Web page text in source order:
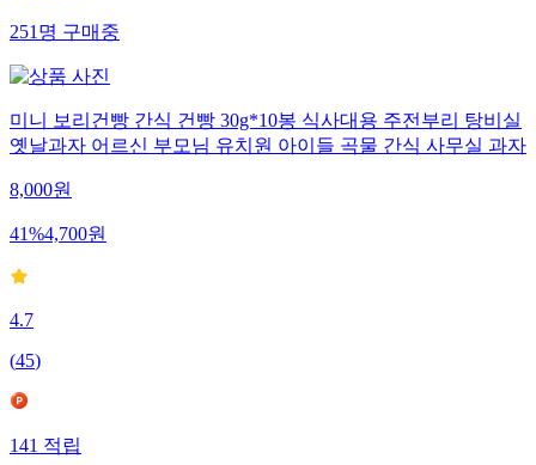
251 명 구매중
미니 보리건빵 간식 건빵 30g*10봉 식사대용 주전부리 탕비실
옛날과자 어르신 부모님 유치원 아이들 곡물 간식 사무실 과자
8,000원
41%4,700원
4.7
(45)
141 적립